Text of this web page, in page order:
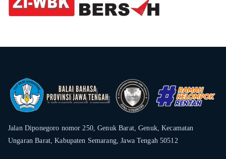
Jalan Diponegoro nomor 250, Genuk Barat, Genuk, Kecamatan
Ungaran Barat, Kabupaten Semarang, Jawa Tengah 50512